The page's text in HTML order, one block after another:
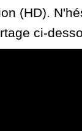
(HD).
ci-